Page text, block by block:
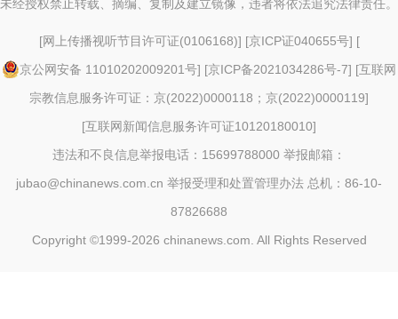
未经授权禁止转载、摘编、复制及建立镜像，违者将依法追究法律责任。
[网上传播视听节目许可证(0106168)] [京ICP证040655号] [
京公网安备 11010202009201号] [京ICP备2021034286号-7] [互联网
宗教信息服务许可证：京(2022)0000118；京(2022)0000119]
[互联网新闻信息服务许可证10120180010]
违法和不良信息举报电话：15699788000 举报邮箱：
jubao@chinanews.com.cn 举报受理和处置管理办法 总机：86-10-
87826688
Copyright ©1999-2026 chinanews.com. All Rights Reserved